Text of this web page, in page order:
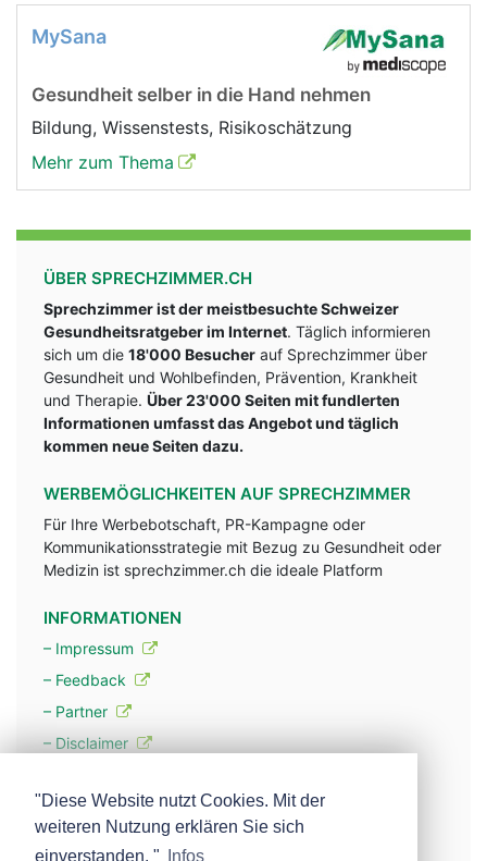
MySana
Gesundheit selber in die Hand nehmen
Bildung, Wissenstests, Risikoschätzung
Mehr zum Thema
ÜBER SPRECHZIMMER.CH
Sprechzimmer ist der meistbesuchte Schweizer
Gesundheitsratgeber im Internet. Täglich informieren
sich um die 18'000 Besucher auf Sprechzimmer über
Gesundheit und Wohlbefinden, Prävention, Krankheit
und Therapie. Über 23'000 Seiten mit fundlerten
Informationen umfasst das Angebot und täglich
kommen neue Seiten dazu.
WERBEMÖGLICHKEITEN AUF SPRECHZIMMER
Für Ihre Werbebotschaft, PR-Kampagne oder
Kommunikationsstrategie mit Bezug zu Gesundheit oder
Medizin ist sprechzimmer.ch die ideale Platform
INFORMATIONEN
– Impressum
– Feedback
– Partner
– Disclaimer
– Werbung
"Diese Website nutzt Cookies. Mit der
weiteren Nutzung erklären Sie sich
einverstanden. "
Infos